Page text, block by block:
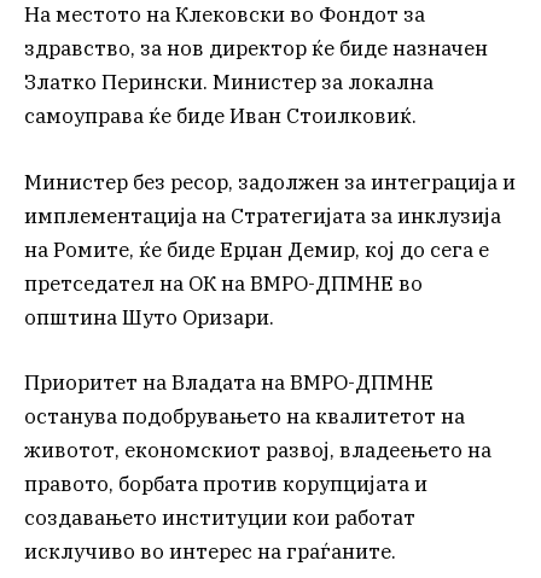
На местото на Клековски во Фондот за
здравство, за нов директор ќе биде назначен
Златко Перински. Министер за локална
самоуправа ќе биде Иван Стоилковиќ.
Министер без ресор, задолжен за интеграција и
имплементација на Стратегијата за инклузија
на Ромите, ќе биде Ерџан Демир, кој до сега е
претседател на ОК на ВМРО-ДПМНЕ во
општина Шуто Оризари.
Приоритет на Владата на ВМРО-ДПМНЕ
останува подобрувањето на квалитетот на
животот, економскиот развој, владеењето на
правото, борбата против корупцијата и
создавањето институции кои работат
исклучиво во интерес на граѓаните.